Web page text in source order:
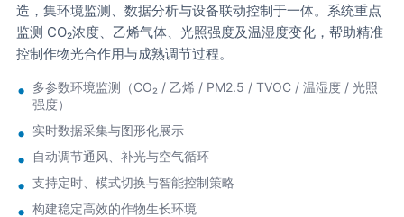
造，集环境监测、数据分析与设备联动控制于一体。系统重点
监测 CO₂浓度、乙烯气体、光照强度及温湿度变化，帮助精准
控制作物光合作用与成熟调节过程。
多参数环境监测（CO₂ / 乙烯 / PM2.5 / TVOC / 温湿度 / 光照
强度）
实时数据采集与图形化展示
自动调节通风、补光与空气循环
支持定时、模式切换与智能控制策略
构建稳定高效的作物生长环境